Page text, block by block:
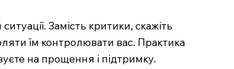
Замість критики, скажіть
їм контролювати вас. Практика
на прощення і підтримку.